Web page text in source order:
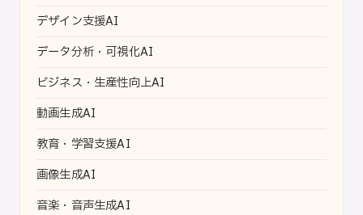
デザイン支援AI
データ分析・可視化AI
ビジネス・生産性向上AI
動画生成AI
教育・学習支援AI
画像生成AI
音楽・音声生成AI